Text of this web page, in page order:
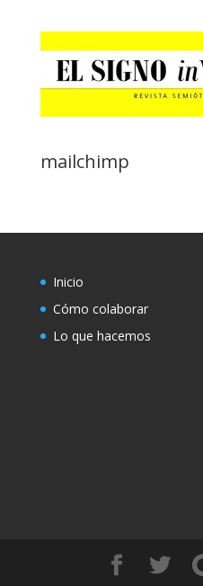
mailchimp
Inicio
Cómo colaborar
Lo que hacemos